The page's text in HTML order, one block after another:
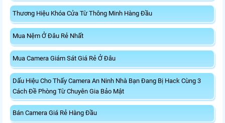
Thương Hiệu Khóa Cửa Từ Thông Minh Hàng Đầu
Mua Nệm Ở Đâu Rẻ Nhất
Mua Camera Giám Sát Giá Rẻ Ở Đâu
Dấu Hiệu Cho Thấy Camera An Ninh Nhà Bạn Đang Bị Hack Cùng 3
Cách Đề Phòng Từ Chuyên Gia Bảo Mật
Bán Camera Giá Rẻ Hàng Đầu